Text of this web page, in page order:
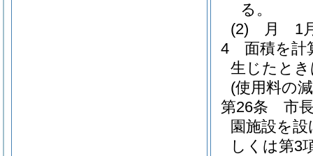
る。
(2)
月 1
4
面積を計
生じたと
(使用料の
第26条
市
園施設を
しくは第3